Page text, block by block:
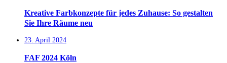
Kreative Farbkonzepte für jedes Zuhause: So gestalten
Sie Ihre Räume neu
23. April 2024
FAF 2024 Köln